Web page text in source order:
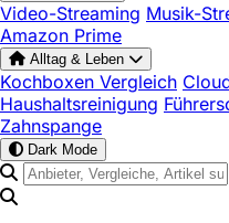
Video-Streaming Musik-
Amazon Prime
Alltag & Leben
Kochboxen Vergleich
Haushaltsreinigung
Zahnspange
Dark Mode